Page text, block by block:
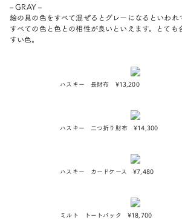
– GRAY –
絵の具の色をすべて混ぜるとグレーになるといわれ
すべての色と色との相性が良いといえます。とても
すい色。
ハスキー 長財布 ¥13,200
ハスキー 二つ折り財布 ¥14,300
ハスキー カードケース ¥7,480
ミルト トートバック ¥18,700